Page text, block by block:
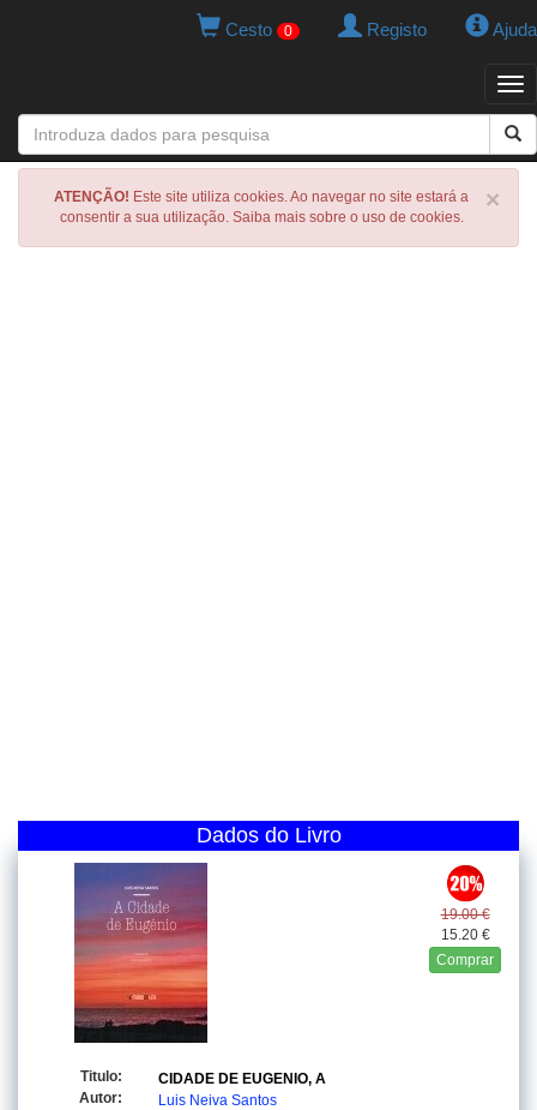
Cesto 0 Registo Ajuda
×
ATENÇÃO! Este site utiliza cookies. Ao navegar no site estará a
consentir a sua utilização. Saiba mais sobre o uso de cookies.
Dados do Livro
19.00 €
15.20 €
Comprar
Titulo:
CIDADE DE EUGENIO, A
Autor:
Luis Neiva Santos